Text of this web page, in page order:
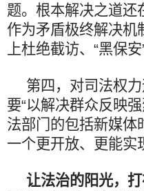
题。根本解决之道还
作为矛盾极终解决机
上杜绝截访、“黑保
第四，对司法权
要“以解决群众反映
法部门的包括新媒体
一个更开放、更能实
让法治的阳光，